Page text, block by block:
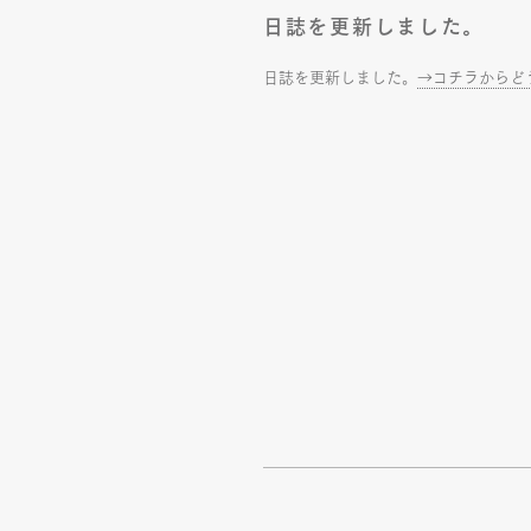
日誌を更新しました。
日誌を更新しました。 →コチラからど